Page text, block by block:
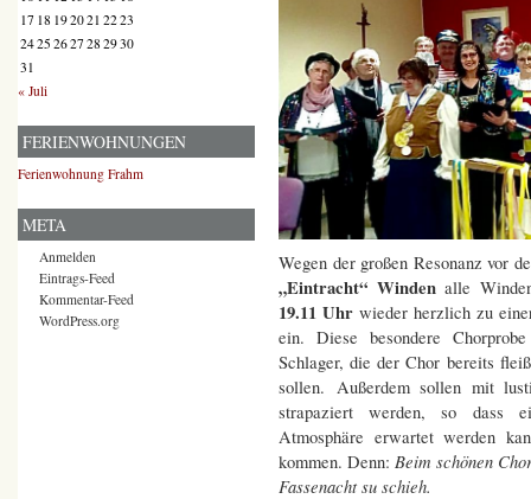
Wegen der großen Resonanz vor
„Eintracht“ Windenalle
19.11 Uhr wieder herzlich zu
ein. Diese besondere
Schlager, die der Chor bereits
sollen. Außerdem sollen mit
strapaziert werden, so dass
Atmosphäre erwartet werden
kommen. Denn: Beim schönen
Fassenacht su schieh.
17 18 192021 2223
2425 2627 28 2930
31
« Juli
FERIENWOHNUNGEN
Ferienwohnung Frahm
META
Anmelden
Eintrags-Feed
Kommentar-Feed
WordPress.org